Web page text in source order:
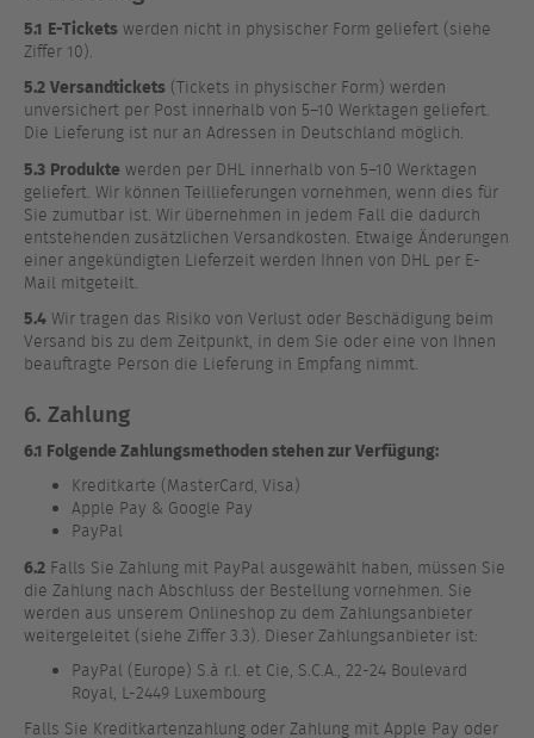
5.1 E-Tickets werden nicht in physischer Form geliefert (siehe
Ziffer 10).
5.2Versandtickets (Tickets in physischer Form) werden
unversichert per Post innerhalb von 5–10 Werktagen geliefert.
Die Lieferung ist nur an Adressen in Deutschland möglich.
5.3 Produkte werden per DHL innerhalb von 5–10 Werktagen
geliefert. Wir können Teillieferungen vornehmen, wenn dies für
Sie zumutbar ist. Wir übernehmen in jedem Fall die dadurch
entstehenden zusätzlichen Versandkosten. Etwaige Änderungen
einer angekündigten Lieferzeit werden Ihnen von DHL per E-
Mail mitgeteilt.
5.4 Wir tragen das Risiko von Verlust oder Beschädigung beim
Versand bis zu dem Zeitpunkt, in dem Sie oder eine von Ihnen
beauftragte Person die Lieferung in Empfang nimmt.
6. Zahlung
6.1 Folgende Zahlungsmethoden stehen zur Verfügung:
Kreditkarte (MasterCard, Visa)
Apple Pay & Google Pay
PayPal
6.2 Falls Sie Zahlung mit PayPal ausgewählt haben, müssen Sie
die Zahlung nach Abschluss der Bestellung vornehmen. Sie
werden aus unserem Onlineshop zu dem Zahlungsanbieter
weitergeleitet (siehe Ziffer 3.3). Dieser Zahlungsanbieter ist:
PayPal (Europe) S.à r.l. et Cie, S.C.A., 22-24 Boulevard
Royal, L-2449 Luxembourg
Falls Sie Kreditkartenzahlung oder Zahlung mit Apple Pay oder